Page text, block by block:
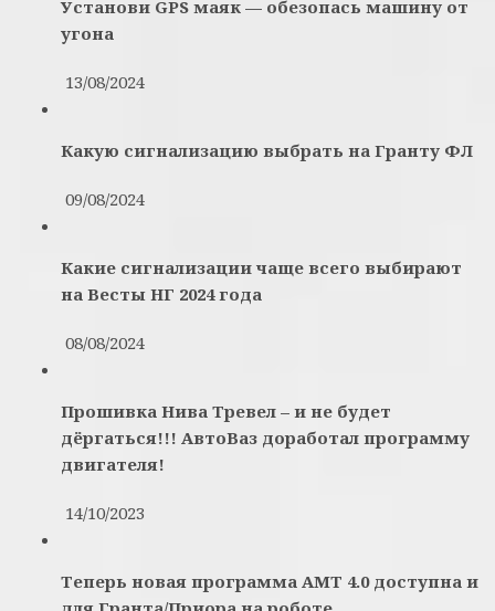
Установи GPS маяк — обезопась машину от
угона
13/08/2024
Какую сигнализацию выбрать на Гранту ФЛ
09/08/2024
Какие сигнализации чаще всего выбирают
на Весты НГ 2024 года
08/08/2024
Прошивка Нива Тревел – и не будет
дёргаться!!! АвтоВаз доработал программу
двигателя!
14/10/2023
Теперь новая программа АМТ 4.0 доступна и